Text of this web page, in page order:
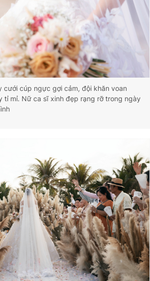
cưới cúp ngực gợi cảm, đội khăn voan
tỉ mỉ. Nữ ca sĩ xinh đẹp rạng rỡ trong ngày